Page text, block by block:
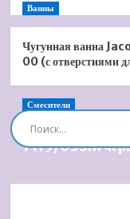
Ванны
Чугунная ванна
00 (с отверстиями
Смесители
Душевая
7119/03SM